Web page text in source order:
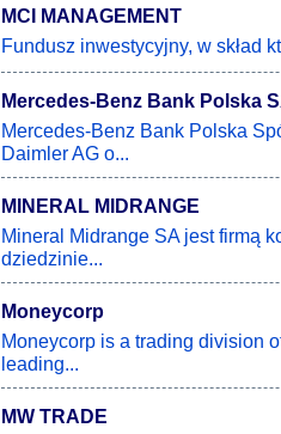
MCI MANAGEMENT
Fundusz inwestycyjny, w skład
Mercedes-Benz Bank Polska
Mercedes-Benz Bank Polska
Daimler AG o...
MINERAL MIDRANGE
Mineral Midrange SA jest firmą
dziedzinie...
Moneycorp
Moneycorp is a trading division
leading...
MW TRADE